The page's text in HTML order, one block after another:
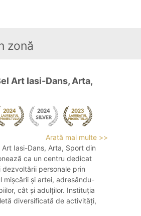
zonă
Art Iasi-Dans, Arta,
Arată mai multe >>
Art Iasi-Dans, Arta, Sport din
ca un centru dedicat
dezvoltării personale prin
mișcării și artei, adresându-
cât și adulților. Instituția
diversificată de activități,